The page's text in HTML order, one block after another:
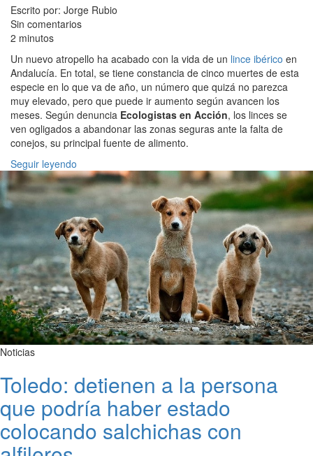
Escrito por: Jorge Rubio
Sin comentarios
2 minutos
Un nuevo atropello ha acabado con la vida de un lince ibérico en
Andalucía. En total, se tiene constancia de cinco muertes de esta
especie en lo que va de año, un número que quizá no parezca
muy elevado, pero que puede ir aumento según avancen los
meses. Según denuncia Ecologistas en Acción, los linces se
ven ogligados a abandonar las zonas seguras ante la falta de
conejos, su principal fuente de alimento.
Seguir leyendo
Noticias
Toledo: detienen a la persona
que podría haber estado
colocando salchichas con